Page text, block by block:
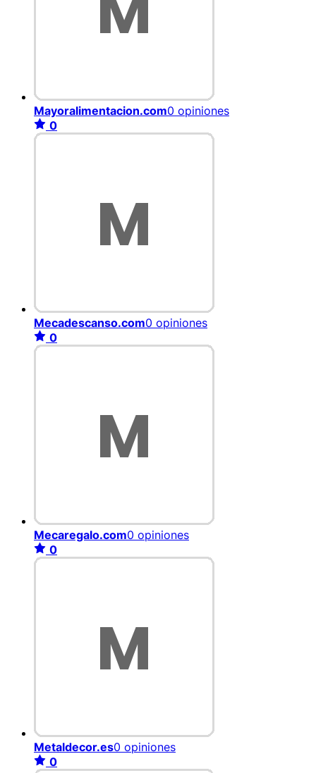
Mayoralimentacion.com0 opiniones
0
Mecadescanso.com0 opiniones
0
Mecaregalo.com0 opiniones
0
Metaldecor.es0 opiniones
0